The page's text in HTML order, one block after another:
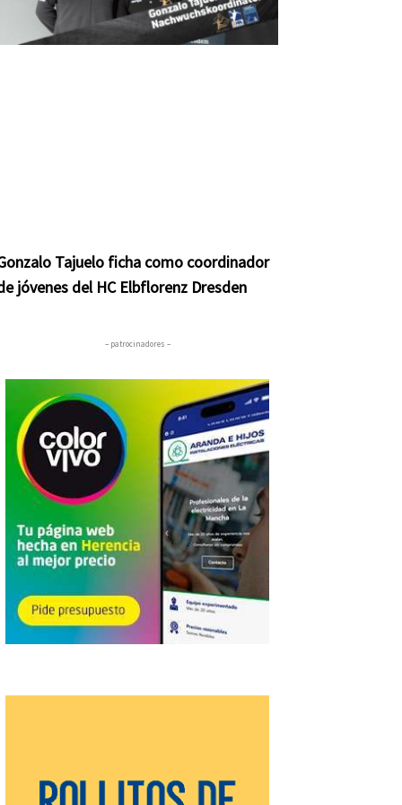
Tajuelo ficha como coordinador
jóvenes del HC Elbflorenz Dresden
– patrocinadores –